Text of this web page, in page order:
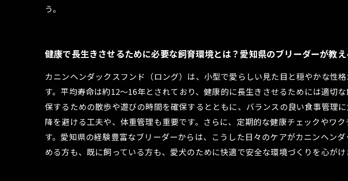
う。
健康で長生きさせるために必要な飼育環境とは？愛知県のブリーダーが教
カニンヘンダックスフンド（ロング）は、小型で愛らしい見た目と穏やかな性
す。平均寿命は約12～16年とされており、健康的に長生きさせるためには適切
保するための散歩や遊びの時間を確保するとともに、バランスの良い食事管理
降を避ける工夫や、体重管理も重要です。さらに、定期的な健康チェックやワ
す。愛知県の経験豊富なブリーダーからは、こうした日々のケアがカニンヘン
める方も、既に飼っている方も、愛犬のために快適で安全な環境づくりを心がけ